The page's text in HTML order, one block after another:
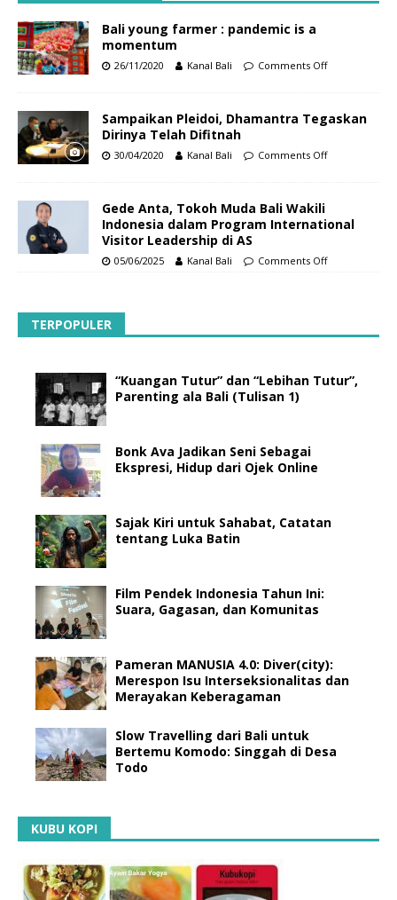
Bali young farmer : pandemic is a
momentum
26/11/2020 Kanal Bali Comments Off
Sampaikan Pleidoi, Dhamantra Tegaskan
Dirinya Telah Difitnah
30/04/2020 Kanal Bali Comments Off
Gede Anta, Tokoh Muda Bali Wakili
Indonesia dalam Program International
Visitor Leadership di AS
05/06/2025 Kanal Bali Comments Off
TERPOPULER
“Kuangan Tutur” dan “Lebihan Tutur”,
Parenting ala Bali (Tulisan 1)
Bonk Ava Jadikan Seni Sebagai
Ekspresi, Hidup dari Ojek Online
Sajak Kiri untuk Sahabat, Catatan
tentang Luka Batin
Film Pendek Indonesia Tahun Ini:
Suara, Gagasan, dan Komunitas
Pameran MANUSIA 4.0: Diver(city):
Merespon Isu Interseksionalitas dan
Merayakan Keberagaman
Slow Travelling dari Bali untuk
Bertemu Komodo: Singgah di Desa
Todo
KUBU KOPI